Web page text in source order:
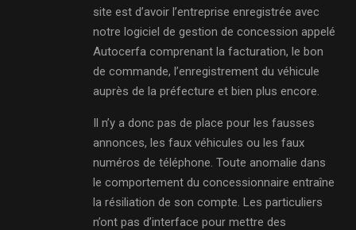
site est d’avoir l’entreprise enregistrée avec
notre logiciel de gestion de concession appelé
Autocerfa comprenant la facturation, le bon
de commande, l’enregistrement du véhicule
auprès de la préfecture et bien plus encore.
Il n’y a donc pas de place pour les fausses
annonces, les faux véhicules ou les faux
numéros de téléphone. Toute anomalie dans
le comportement du concessionnaire entraîne
la résiliation de son compte. Les particuliers
n’ont pas d’interface pour mettre des